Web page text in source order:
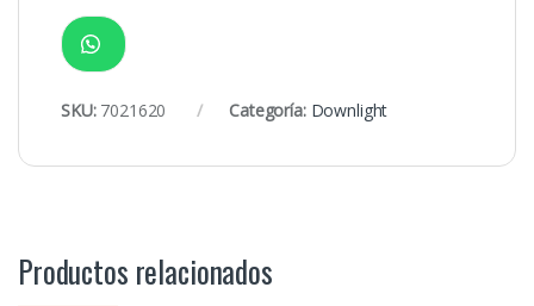
SKU: 7021620 Categoría: Downlight
Productos relacionados